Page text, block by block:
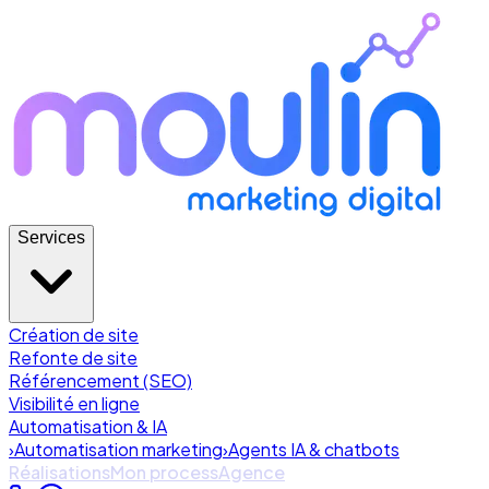
Services
Création de site
Refonte de site
Référencement (SEO)
Visibilité en ligne
Automatisation & IA
›Automatisation marketing›Agents IA & chatbots
RéalisationsMon processAgence